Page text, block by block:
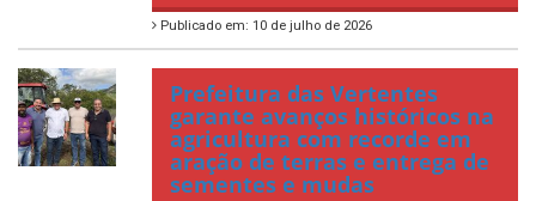
Publicado em: 10 de julho de 2026
Prefeitura das Vertentes
garante avanços históricos na
agricultura com recorde em
aração de terras e entrega de
sementes e mudas